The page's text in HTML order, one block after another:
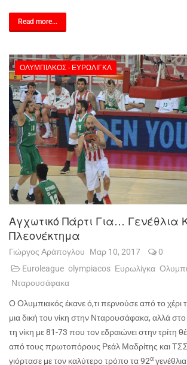
Read more...
ΟΛΥΜΠΙΑΚΌΣ - ΕΥΡΩΛΊΓΚΑ
Αγχωτικό Πάρτι Για… Γενέθλια
Πλεονέκτημα
Γιώργος Αράπογλου Μαρ 10, 2017
0
Euroleague olympiacos Ευρωλίγκα
Νταρουσάφακα
Ο Ολυμπιακός έκανε ό,τι περνούσε από το χέρι
μια δική του νίκη στην Νταρουσάφακα, αλλά
τη νίκη με 81-73 που τον εδραιώνει στην τρίτη
από τους πρωτοπόρους Ρεάλ Μαδρίτης και
γιόρτασε με τον καλύτερο τρόπο τα 92α